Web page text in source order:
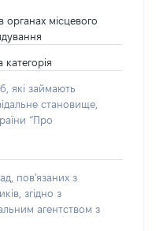
органах місцевого
категорія
які займають
становище,
“Про
пов'язаних з
згідно з
агентством з